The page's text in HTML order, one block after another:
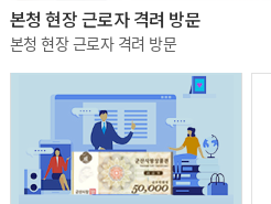
본청 현장 근로자 격려 방문
본청 현장 근로자 격려 방문